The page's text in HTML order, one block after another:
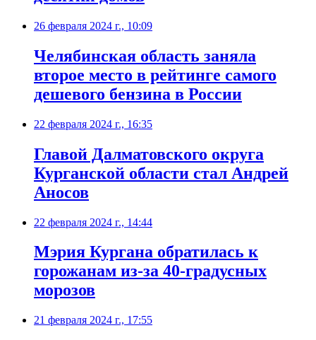
26 февраля 2024 г., 10:09
Челябинская область заняла
второе место в рейтинге самого
дешевого бензина в России
22 февраля 2024 г., 16:35
Главой Далматовского округа
Курганской области стал Андрей
Аносов
22 февраля 2024 г., 14:44
Мэрия Кургана обратилась к
горожанам из-за 40-градусных
морозов
21 февраля 2024 г., 17:55